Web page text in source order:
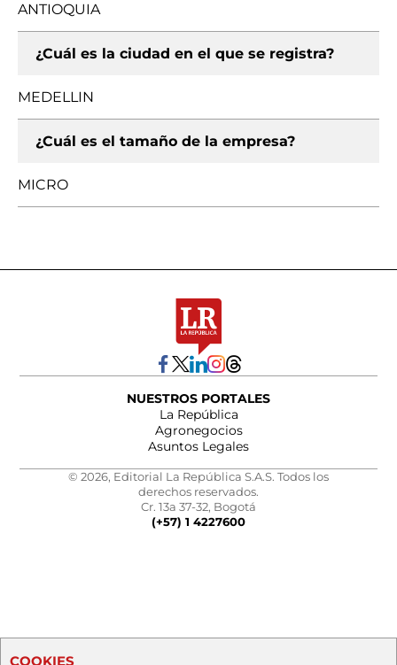
ANTIOQUIA
¿Cuál es la ciudad en el que se registra?
MEDELLIN
¿Cuál es el tamaño de la empresa?
MICRO
NUESTROS PORTALES
La República
Agronegocios
Asuntos Legales
© 2026, Editorial La República S.A.S. Todos los
derechos reservados.
Cr. 13a 37-32, Bogotá
(+57) 1 4227600
COOKIES